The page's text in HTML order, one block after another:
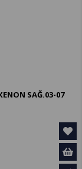
SAĞ.03-07